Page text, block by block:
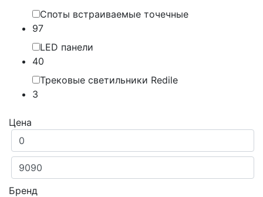
Споты встраиваемые точечные
97
LED панели
40
Трековые светильники Redile
3
Цена
Бренд